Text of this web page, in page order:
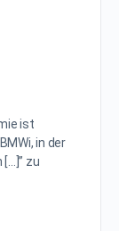
ist
in der
zu